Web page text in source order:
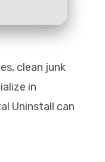
clean junk
in
Uninstall can